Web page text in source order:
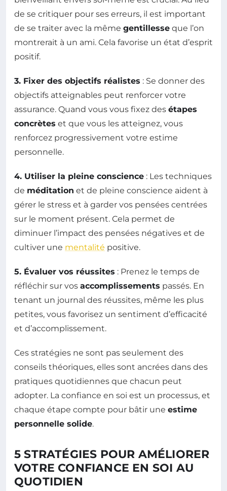
de se critiquer pour ses erreurs, il est important
de se traiter avec la même gentillesse que l’on
montrerait à un ami. Cela favorise un état d’esprit
positif.
3. Fixer des objectifs réalistes : Se donner des
objectifs atteignables peut renforcer votre
assurance. Quand vous vous fixez des étapes
concrètes et que vous les atteignez, vous
renforcez progressivement votre estime
personnelle.
4. Utiliser la pleine conscience : Les techniques
de méditation et de pleine conscience aident à
gérer le stress et à garder vos pensées centrées
sur le moment présent. Cela permet de
diminuer l’impact des pensées négatives et de
cultiver une mentalité positive.
5. Évaluer vos réussites : Prenez le temps de
réfléchir sur vos accomplissements passés. En
tenant un journal des réussites, même les plus
petites, vous favorisez un sentiment d’efficacité
et d’accomplissement.
Ces stratégies ne sont pas seulement des
conseils théoriques, elles sont ancrées dans des
pratiques quotidiennes que chacun peut
adopter. La confiance en soi est un processus, et
chaque étape compte pour bâtir une estime
personnelle solide.
5 STRATÉGIES POUR AMÉLIORER
VOTRE CONFIANCE EN SOI AU
QUOTIDIEN